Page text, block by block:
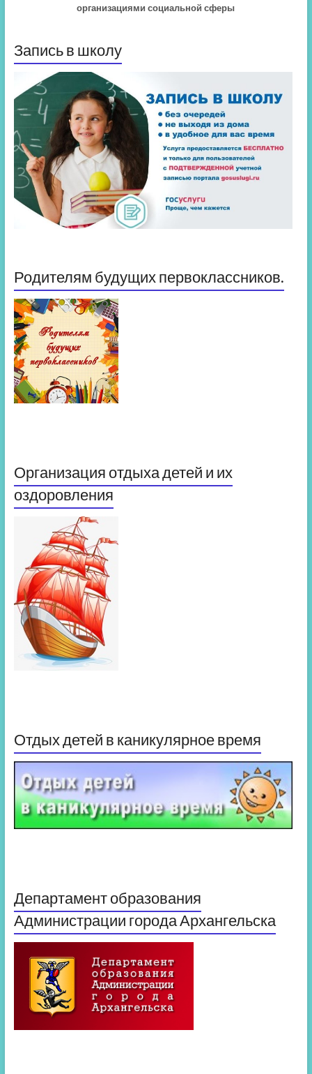
организациями социальной сферы
Запись в школу
Родителям будущих первоклассников.
Организация отдыха детей и их
оздоровления
Отдых детей в каникулярное время
Департамент образования
Администрации города Архангельска